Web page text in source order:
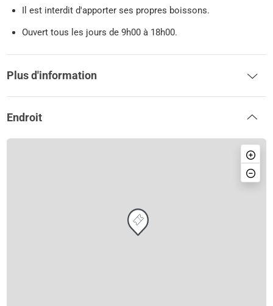
Il est interdit d'apporter ses propres boissons.
Ouvert tous les jours de 9h00 à 18h00.
Plus d'information
Endroit